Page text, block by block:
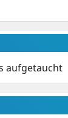
aufgetaucht